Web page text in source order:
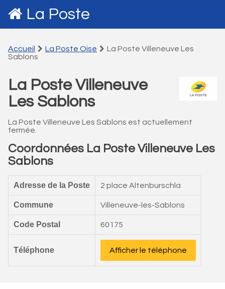
La Poste
Accueil La Poste Oise
La Poste Villeneuve Les
Sablons
La Poste Villeneuve
Les Sablons
La Poste Villeneuve Les Sablons est actuellement
fermée.
Coordonnées La Poste Villeneuve Les
Sablons
Adresse de la Poste 2 place Altenburschla
Commune Villeneuve-les-Sablons
Code Postal 60175
Téléphone Afficher le téléphone